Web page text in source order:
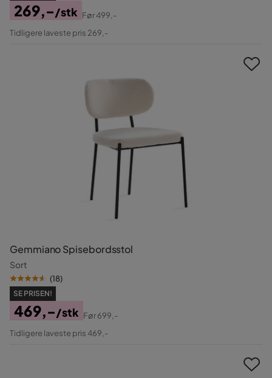
Pris
269,-/stk
Original
Før499,-
Tidligere laveste pris 269,-
Gemmiano Spisebordsstol
Sort
(18)
SE PRISEN!
Pris
469,-/stk
Original
Før699,-
Tidligere laveste pris 469,-